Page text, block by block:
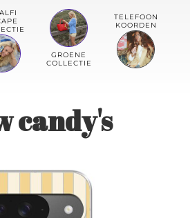
GROENE
COLLECTIE
TELEFOON
KOORDEN
candy's